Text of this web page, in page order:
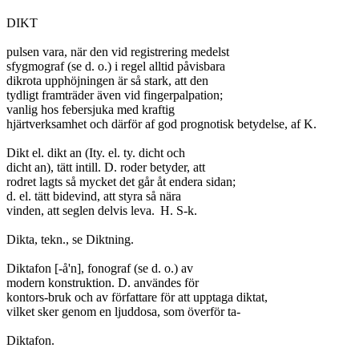
DIKT
pulsen vara, när den vid registrering medelst
sfygmograf (se d. o.) i regel alltid påvisbara
dikrota upphöjningen är så stark, att den
tydligt framträder även vid fingerpalpation;
vanlig hos febersjuka med kraftig
hjärtverksamhet och därför af god prognotisk betydelse, af K.
Dikt el. dikt an (Ity. el. ty. dicht och
dicht an), tätt intill. D. roder betyder, att
rodret lagts så mycket det går åt endera sidan;
d. el. tätt bidevind, att styra så nära
vinden, att seglen delvis leva.	H. S-k.
Dikta, tekn., se Diktning.
Diktafon [-å'n], fonograf (se d. o.) av
modern konstruktion. D. användes för
kontors-bruk och av författare för att upptaga diktat,
vilket sker genom en ljuddosa, som överför ta-
Diktafon.